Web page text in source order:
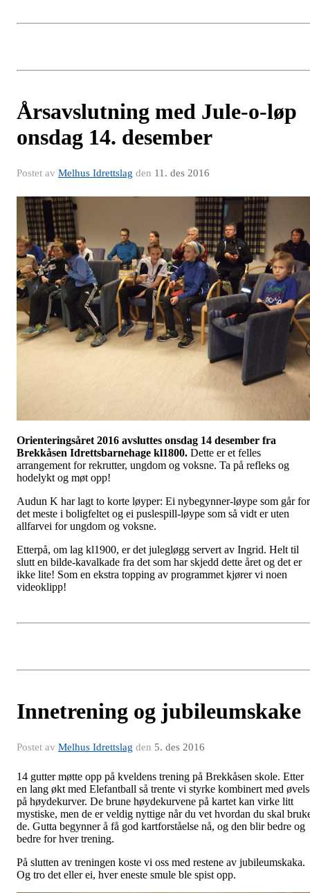
Årsavslutning med Jule-o-løp
onsdag 14. desember
Postet av Melhus Idrettslag den 11. des 2016
Orienteringsåret 2016 avsluttes onsdag 14 desember fra
Brekkåsen Idrettsbarnehage kl1800. Dette er et felles
arrangement for rekrutter, ungdom og voksne. Ta på refleks og
hodelykt og møt opp!
Audun K har lagt to korte løyper: Ei nybegynner-løype som går for
det meste i boligfeltet og ei puslespill-løype som så vidt er uten
allfarvei for ungdom og voksne.
Etterpå, om lag kl1900, er det julegløgg servert av Ingrid. Helt til
slutt en bilde-kavalkade fra det som har skjedd dette året og det er
ikke lite! Som en ekstra topping av programmet kjører vi noen
videoklipp!
Innetrening og jubileumskake
Postet av Melhus Idrettslag den 5. des 2016
14 gutter møtte opp på kveldens trening på Brekkåsen skole. Etter
en lang økt med Elefantball så trente vi styrke kombinert med
på høydekurver. De brune høydekurvene på kartet kan virke litt
mystiske, men de er veldig nyttige når du vet hvordan du skal
de. Gutta begynner å få god kartforståelse nå, og den blir bedre og
bedre for hver trening.
På slutten av treningen koste vi oss med restene av jubileumskaka.
Og tro det eller ei, hver eneste smule ble spist opp.